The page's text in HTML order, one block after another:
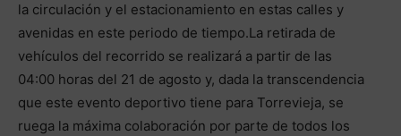
la circulación y el estacionamiento en estas calles y
avenidas en este periodo de tiempo.La retirada de
vehículos del recorrido se realizará a partir de las
04:00 horas del 21 de agosto y, dada la transcendencia
que este evento deportivo tiene para Torrevieja, se
ruega la máxima colaboración por parte de todos los